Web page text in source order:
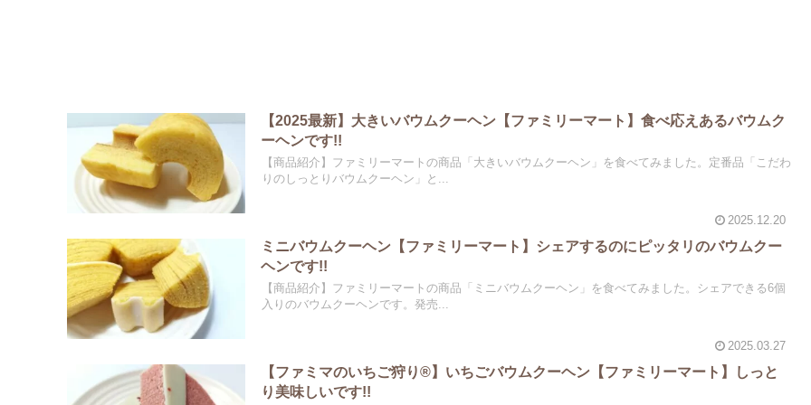
【2025最新】大きいバウムクーヘン【ファミリーマート】食べ応えあるバウムク
ーヘンです!!
【商品紹介】ファミリーマートの商品「大きいバウムクーヘン」を食べてみました。定番品「こだわ
りのしっとりバウムクーヘン」と...
2025.12.20
ミニバウムクーヘン【ファミリーマート】シェアするのにピッタリのバウムクー
ヘンです!!
【商品紹介】ファミリーマートの商品「ミニバウムクーヘン」を食べてみました。シェアできる6個
入りのバウムクーヘンです。発売...
2025.03.27
【ファミマのいちご狩り®】いちごバウムクーヘン【ファミリーマート】しっと
り美味しいです!!